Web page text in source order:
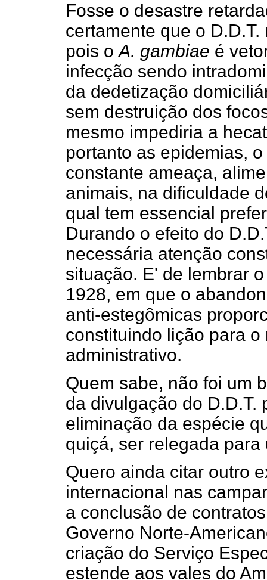
Fosse o desastre
certamente que o
pois oA. gambiae é
infecção sendo
da dedetização
sem destruição dos
mesmo impediria a
portanto as epidemias,
constante ameaça,
animais, na dificuldade
qual tem essencial
Durando o efeito do
necessária atenção
situação. E' de lembrar
1928, em que o
anti-estegômicas
constituindo lição para
administrativo.
Quem sabe, não foi um
da divulgação do D.D.T.
eliminação da espécie
quiçá, ser relegada
Quero ainda citar outro
internacional nas
a conclusão de
Governo Norte-
criação do Serviço
estende aos vales do